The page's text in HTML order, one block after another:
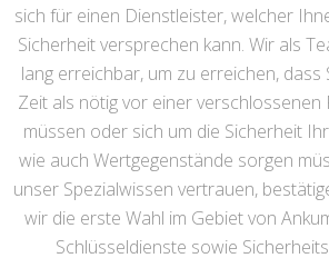
sich für einen Dienstleister, welcher
Sicherheit versprechen kann. Wir als
lang erreichbar, um zu erreichen, dass
Zeit als nötig vor einer
müssen oder sich um die Sicherheit
wie auch Wertgegenstände sorgen
unser Spezialwissen vertrauen,
wir die erste Wahl im Gebiet von
Schlüsseldienste sowie